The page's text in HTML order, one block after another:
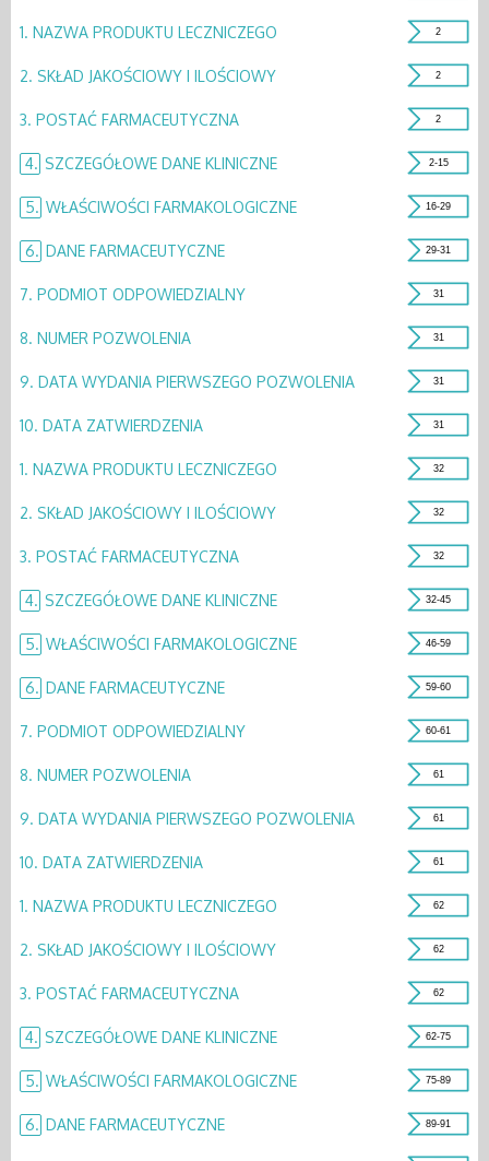
1. NAZWA PRODUKTU LECZNICZEGO 2
2. SKŁAD JAKOŚCIOWY I ILOŚCIOWY 2
3. POSTAĆ FARMACEUTYCZNA 2
4. SZCZEGÓŁOWE DANE KLINICZNE 2-15
5. WŁAŚCIWOŚCI FARMAKOLOGICZNE 16-29
6. DANE FARMACEUTYCZNE 29-31
7. PODMIOT ODPOWIEDZIALNY 31
8. NUMER POZWOLENIA 31
9. DATA WYDANIA PIERWSZEGO POZWOLENIA 31
10. DATA ZATWIERDZENIA 31
1. NAZWA PRODUKTU LECZNICZEGO 32
2. SKŁAD JAKOŚCIOWY I ILOŚCIOWY 32
3. POSTAĆ FARMACEUTYCZNA 32
4. SZCZEGÓŁOWE DANE KLINICZNE 32-45
5. WŁAŚCIWOŚCI FARMAKOLOGICZNE 46-59
6. DANE FARMACEUTYCZNE 59-60
7. PODMIOT ODPOWIEDZIALNY 60-61
8. NUMER POZWOLENIA 61
9. DATA WYDANIA PIERWSZEGO POZWOLENIA 61
10. DATA ZATWIERDZENIA 61
1. NAZWA PRODUKTU LECZNICZEGO 62
2. SKŁAD JAKOŚCIOWY I ILOŚCIOWY 62
3. POSTAĆ FARMACEUTYCZNA 62
4. SZCZEGÓŁOWE DANE KLINICZNE 62-75
5. WŁAŚCIWOŚCI FARMAKOLOGICZNE 75-89
6. DANE FARMACEUTYCZNE 89-91